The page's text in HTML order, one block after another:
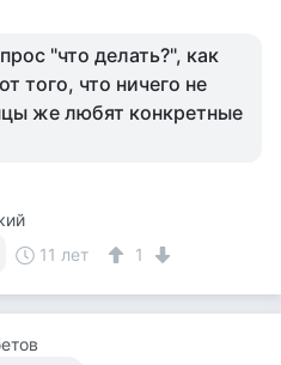
"что делать?", как
того, что ничего не
же любят конкретные
11 лет 1